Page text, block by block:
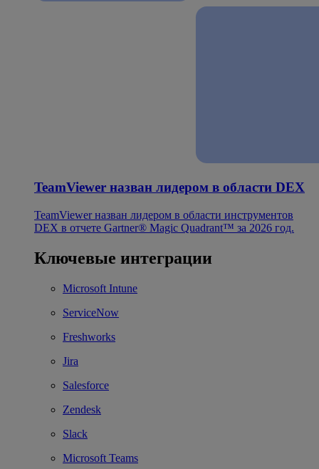
TeamViewer назван лидером в области DEX
TeamViewer назван лидером в области инструментов
DEX в отчете Gartner® Magic Quadrant™ за 2026 год.
Ключевые интеграции
Microsoft Intune
ServiceNow
Freshworks
Jira
Salesforce
Zendesk
Slack
Microsoft Teams